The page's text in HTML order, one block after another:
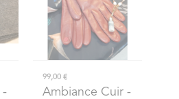
-
99,00 €
Ambiance Cuir-